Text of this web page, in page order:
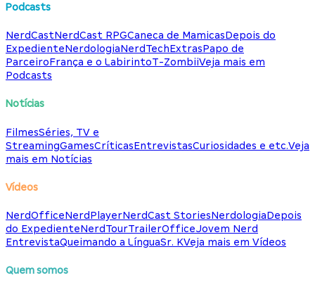
Podcasts
NerdCastNerdCast RPGCaneca de MamicasDepois do
ExpedienteNerdologiaNerdTechExtrasPapo de
ParceiroFrança e o LabirintoT-ZombiiVeja mais em
Podcasts
Notícias
FilmesSéries, TV e
StreamingGamesCríticasEntrevistasCuriosidades e etc.Veja
mais em Notícias
Vídeos
NerdOfficeNerdPlayerNerdCast StoriesNerdologiaDepois
do ExpedienteNerdTourTrailerOfficeJovem Nerd
EntrevistaQueimando a LínguaSr. KVeja mais em Vídeos
Quem somos